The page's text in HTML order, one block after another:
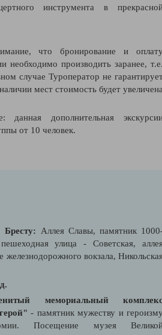
инструмента в
что бронирование и
необходимо производить заранее,
случае Туроператор не
мест стоимость будет
дополнительная
от 10 человек.
Бресту: Аллея Славы, памятник
пешеходная улица - Советская,
железнодорожного вокзала,
мемориальный
- памятник мужеству и
Посещение музея